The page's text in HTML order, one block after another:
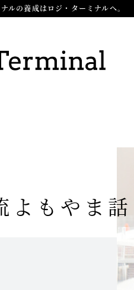
ルの養成はロジ・ターミナルへ。
よもやま話